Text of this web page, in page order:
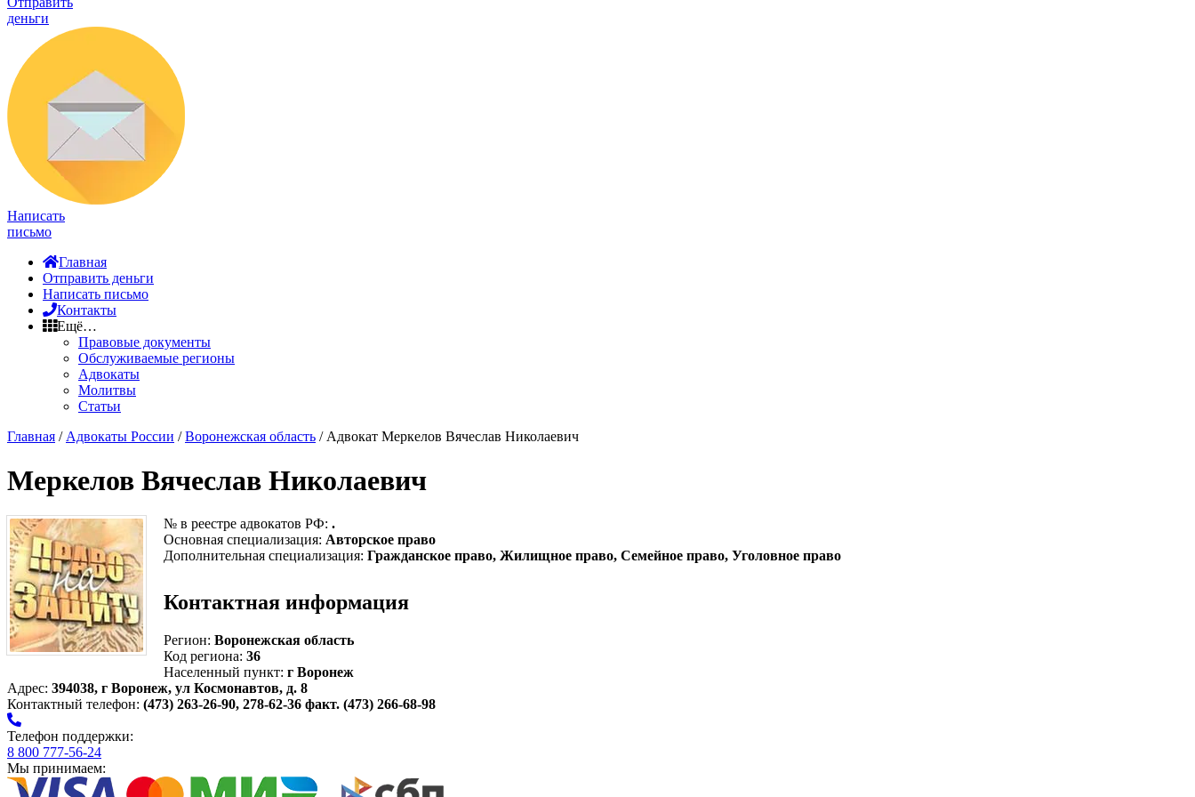
деньги
Написать
письмо
Главная
Отправить деньги
Написать письмо
Контакты
Ещё…
Правовые документы
Обслуживаемые регионы
Адвокаты
Молитвы
Статьи
Главная / Адвокаты России /Воронежская область / Адвокат Меркелов Вячеслав Николаевич
Меркелов Вячеслав Николаевич
№ в реестре адвокатов РФ: .
Основная специализация: Авторское право
Дополнительная специализация: Гражданское право, Жилищное право, Семейное право, Уголовное право
Контактная информация
Регион: Воронежская область
Код региона: 36
Населенный пункт: г Воронеж
Адрес: 394038, г Воронеж, ул Космонавтов, д. 8
Контактный телефон: (473) 263-26-90, 278-62-36 факт. (473) 266-68-98
Телефон поддержки:
8 800 777-56-24
Мы принимаем: